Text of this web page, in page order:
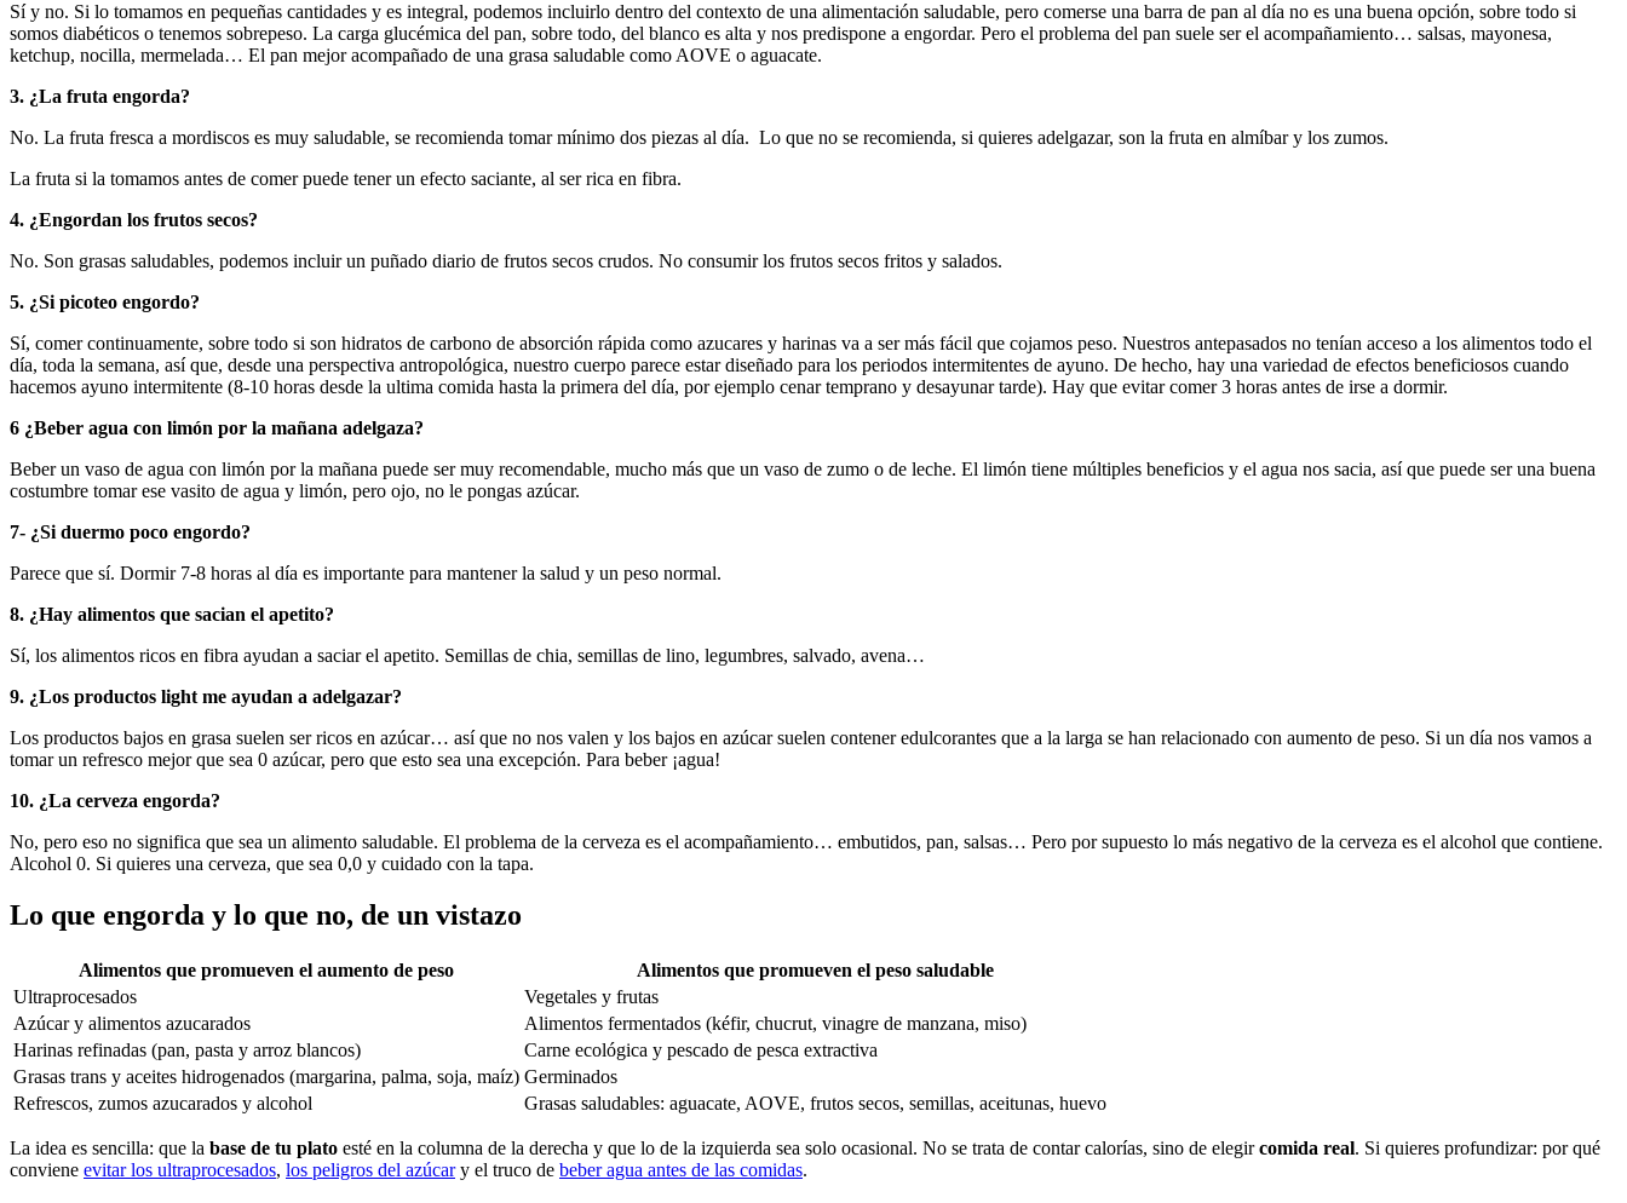
Sí y no. Si lo tomamos en pequeñas cantidades y es integral, podemos incluirlo dentro del contexto de una alimentación saludable, pero comerse una barra de pan al día no es una buena opción, sobre todo si
somos diabéticos o tenemos sobrepeso. La carga glucémica del pan, sobre todo, del blanco es alta y nos predispone a engordar. Pero el problema del pan suele ser el acompañamiento… salsas, mayonesa,
ketchup, nocilla, mermelada… El pan mejor acompañado de una grasa saludable como AOVE o aguacate.
3. ¿La fruta engorda?
No. La fruta fresca a mordiscos es muy saludable, se recomienda tomar mínimo dos piezas al día. Lo que no se recomienda, si quieres adelgazar, son la fruta en almíbar y los zumos.
La fruta si la tomamos antes de comer puede tener un efecto saciante, al ser rica en fibra.
4. ¿Engordan los frutos secos?
No. Son grasas saludables, podemos incluir un puñado diario de frutos secos crudos. No consumir los frutos secos fritos y salados.
5. ¿Si picoteo engordo?
Sí, comer continuamente, sobre todo si son hidratos de carbono de absorción rápida como azucares y harinas va a ser más fácil que cojamos peso. Nuestros antepasados no tenían acceso a los alimentos todo el
día, toda la semana, así que, desde una perspectiva antropológica, nuestro cuerpo parece estar diseñado para los periodos intermitentes de ayuno. De hecho, hay una variedad de efectos beneficiosos cuando
hacemos ayuno intermitente (8-10 horas desde la ultima comida hasta la primera del día, por ejemplo cenar temprano y desayunar tarde). Hay que evitar comer 3 horas antes de irse a dormir.
6 ¿Beber agua con limón por la mañana adelgaza?
Beber un vaso de agua con limón por la mañana puede ser muy recomendable, mucho más que un vaso de zumo o de leche. El limón tiene múltiples beneficios y el agua nos sacia, así que puede ser una buena
costumbre tomar ese vasito de agua y limón, pero ojo, no le pongas azúcar.
7- ¿Si duermo poco engordo?
Parece que sí. Dormir 7-8 horas al día es importante para mantener la salud y un peso normal.
8. ¿Hay alimentos que sacian el apetito?
Sí, los alimentos ricos en fibra ayudan a saciar el apetito. Semillas de chia, semillas de lino, legumbres, salvado, avena…
9. ¿Los productos light me ayudan a adelgazar?
Los productos bajos en grasa suelen ser ricos en azúcar… así que no nos valen y los bajos en azúcar suelen contener edulcorantes que a la larga se han relacionado con aumento de peso. Si un día nos vamos a
tomar un refresco mejor que sea 0 azúcar, pero que esto sea una excepción. Para beber ¡agua!
10. ¿La cerveza engorda?
No, pero eso no significa que sea un alimento saludable. El problema de la cerveza es el acompañamiento… embutidos, pan, salsas… Pero por supuesto lo más negativo de la cerveza es el alcohol que contiene.
Alcohol 0. Si quieres una cerveza, que sea 0,0 y cuidado con la tapa.
Lo que engorda y lo que no, de un vistazo
Alimentos que promueven el aumento de peso
Alimentos que promueven el peso saludable
Ultraprocesados
Vegetales y frutas
Azúcar y alimentos azucarados
Alimentos fermentados (kéfir, chucrut, vinagre de manzana, miso)
Harinas refinadas (pan, pasta y arroz blancos)
Carne ecológica y pescado de pesca extractiva
Grasas trans y aceites hidrogenados (margarina, palma, soja, maíz) Germinados
Refrescos, zumos azucarados y alcohol
Grasas saludables: aguacate, AOVE, frutos secos, semillas, aceitunas, huevo
La idea es sencilla: que la base de tu plato esté en la columna de la derecha y que lo de la izquierda sea solo ocasional. No se trata de contar calorías, sino de elegircomida real. Si quieres profundizar: por qué
conviene evitar los ultraprocesados, los peligros del azúcary el truco de beber agua antes de las comidas.